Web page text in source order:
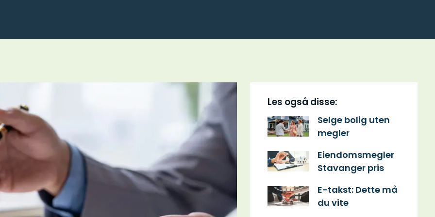
Les også disse:
Selge bolig uten
megler
Eiendomsmegler
Stavanger pris
E-takst: Dette må
du vite